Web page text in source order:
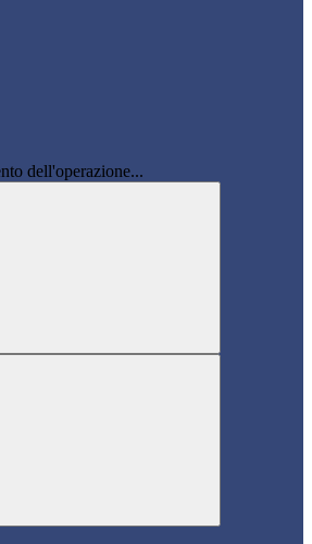
dell'operazione...